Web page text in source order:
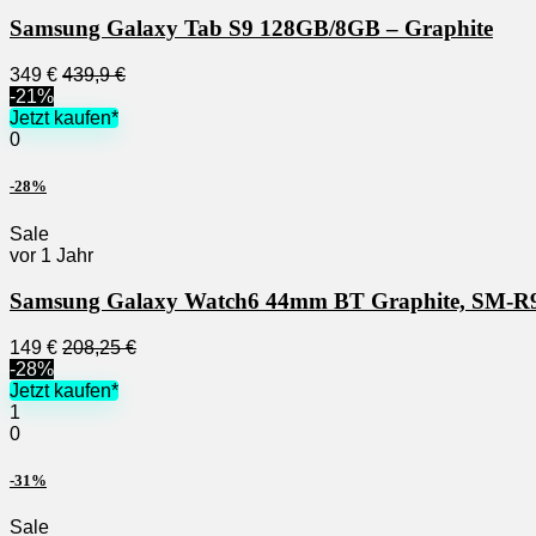
Samsung Galaxy Tab S9 128GB/8GB – Graphite
349 € 439,9 €
-21%
Jetzt kaufen*
0
-28%
Sale
vor 1 Jahr
Samsung Galaxy Watch6 44mm BT Graphite, SM-
149 € 208,25 €
-28%
Jetzt kaufen*
1
0
-31%
Sale